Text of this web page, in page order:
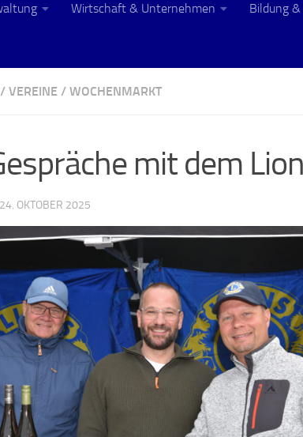
Wirtschaft & Unternehmen Bildung
/ VEREINE / WOCHENMARKT
mit dem
24. OKTOBER 2025